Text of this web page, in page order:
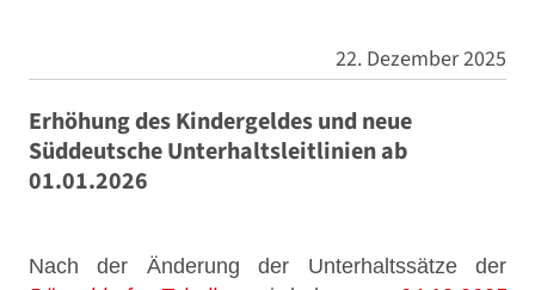
22. Dezember 2025
Erhöhung des Kindergeldes und neue
Süddeutsche Unterhaltsleitlinien ab
01.01.2026
Nach der Änderung der Unterhaltssätze der